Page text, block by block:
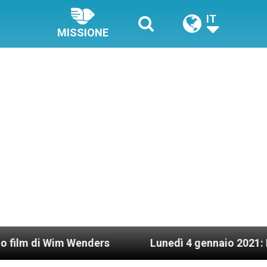
MISSIONE
IT
Wenders Lunedì 4 gennaio 2021: Possesso